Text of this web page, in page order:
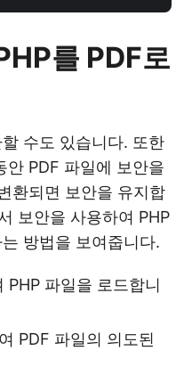
를 PDF로
수도 있습니다. 또한
안 PDF 파일에 보안을
환되면 보안을 유지합
보안을 사용하여 PHP
방법을 보여줍니다.
PHP 파일을 로드합니
PDF 파일의 의도된